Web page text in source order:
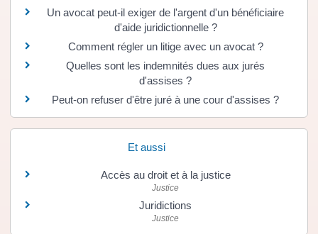
Un avocat peut-il exiger de l'argent d'un bénéficiaire
d'aide juridictionnelle ?
Comment régler un litige avec un avocat ?
Quelles sont les indemnités dues aux jurés
d'assises ?
Peut-on refuser d'être juré à une cour d'assises ?
Et aussi
Accès au droit et à la justice
Justice
Juridictions
Justice